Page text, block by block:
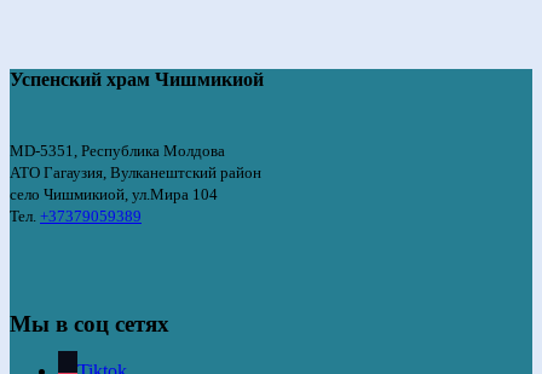
Успенский храм Чишмикиой
MD-5351, Республика Молдова
АТО Гагаузия, Вулканештский район
село Чишмикиой, ул.Мира 104
Тел. +37379059389
Мы в соц сетях